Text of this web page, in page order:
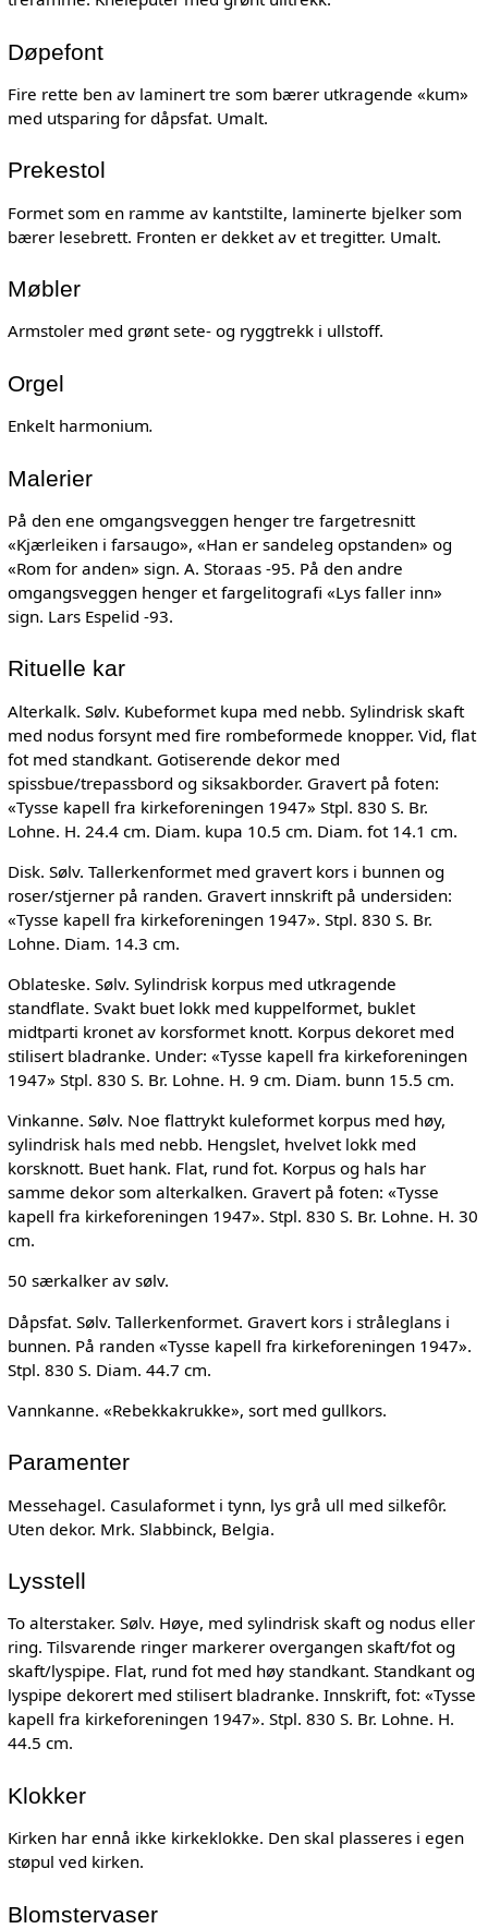
Døpefont
Fire rette ben av laminert tre som bærer utkragende «kum»
med utsparing for dåpsfat. Umalt.
Prekestol
Formet som en ramme av kantstilte, laminerte bjelker som
bærer lesebrett. Fronten er dekket av et tregitter. Umalt.
Møbler
Armstoler med grønt sete- og ryggtrekk i ullstoff.
Orgel
Enkelt harmonium.
Malerier
På den ene omgangsveggen henger tre fargetresnitt
«Kjærleiken i farsaugo», «Han er sandeleg opstanden» og
«Rom for anden» sign. A. Storaas -95. På den andre
omgangsveggen henger et fargelitografi «Lys faller inn»
sign. Lars Espelid -93.
Rituelle kar
Alterkalk. Sølv. Kubeformet kupa med nebb. Sylindrisk skaft
med nodus forsynt med fire rombeformede knopper. Vid, flat
fot med standkant. Gotiserende dekor med
spissbue/trepassbord og siksakborder. Gravert på foten:
«Tysse kapell fra kirkeforeningen 1947» Stpl. 830 S. Br.
Lohne. H. 24.4 cm. Diam. kupa 10.5 cm. Diam. fot 14.1 cm.
Disk. Sølv. Tallerkenformet med gravert kors i bunnen og
roser/stjerner på randen. Gravert innskrift på undersiden:
«Tysse kapell fra kirkeforeningen 1947». Stpl. 830 S. Br.
Lohne. Diam. 14.3 cm.
Oblateske. Sølv. Sylindrisk korpus med utkragende
standflate. Svakt buet lokk med kuppelformet, buklet
midtparti kronet av korsformet knott. Korpus dekoret med
stilisert bladranke. Under: «Tysse kapell fra kirkeforeningen
1947» Stpl. 830 S. Br. Lohne. H. 9 cm. Diam. bunn 15.5 cm.
Vinkanne. Sølv. Noe flattrykt kuleformet korpus med høy,
sylindrisk hals med nebb. Hengslet, hvelvet lokk med
korsknott. Buet hank. Flat, rund fot. Korpus og hals har
samme dekor som alterkalken. Gravert på foten: «Tysse
kapell fra kirkeforeningen 1947». Stpl. 830 S. Br. Lohne. H. 30
cm.
50 særkalker av sølv.
Dåpsfat. Sølv. Tallerkenformet. Gravert kors i stråleglans i
bunnen. På randen «Tysse kapell fra kirkeforeningen 1947».
Stpl. 830 S. Diam. 44.7 cm.
Vannkanne. «Rebekkakrukke», sort med gullkors.
Paramenter
Messehagel. Casulaformet i tynn, lys grå ull med silkefôr.
Uten dekor. Mrk. Slabbinck, Belgia.
Lysstell
To alterstaker. Sølv. Høye, med sylindrisk skaft og nodus eller
ring. Tilsvarende ringer markerer overgangen skaft/fot og
skaft/lyspipe. Flat, rund fot med høy standkant. Standkant og
lyspipe dekorert med stilisert bladranke. Innskrift, fot: «Tysse
kapell fra kirkeforeningen 1947». Stpl. 830 S. Br. Lohne. H.
44.5 cm.
Klokker
Kirken har ennå ikke kirkeklokke. Den skal plasseres i egen
støpul ved kirken.
Blomstervaser